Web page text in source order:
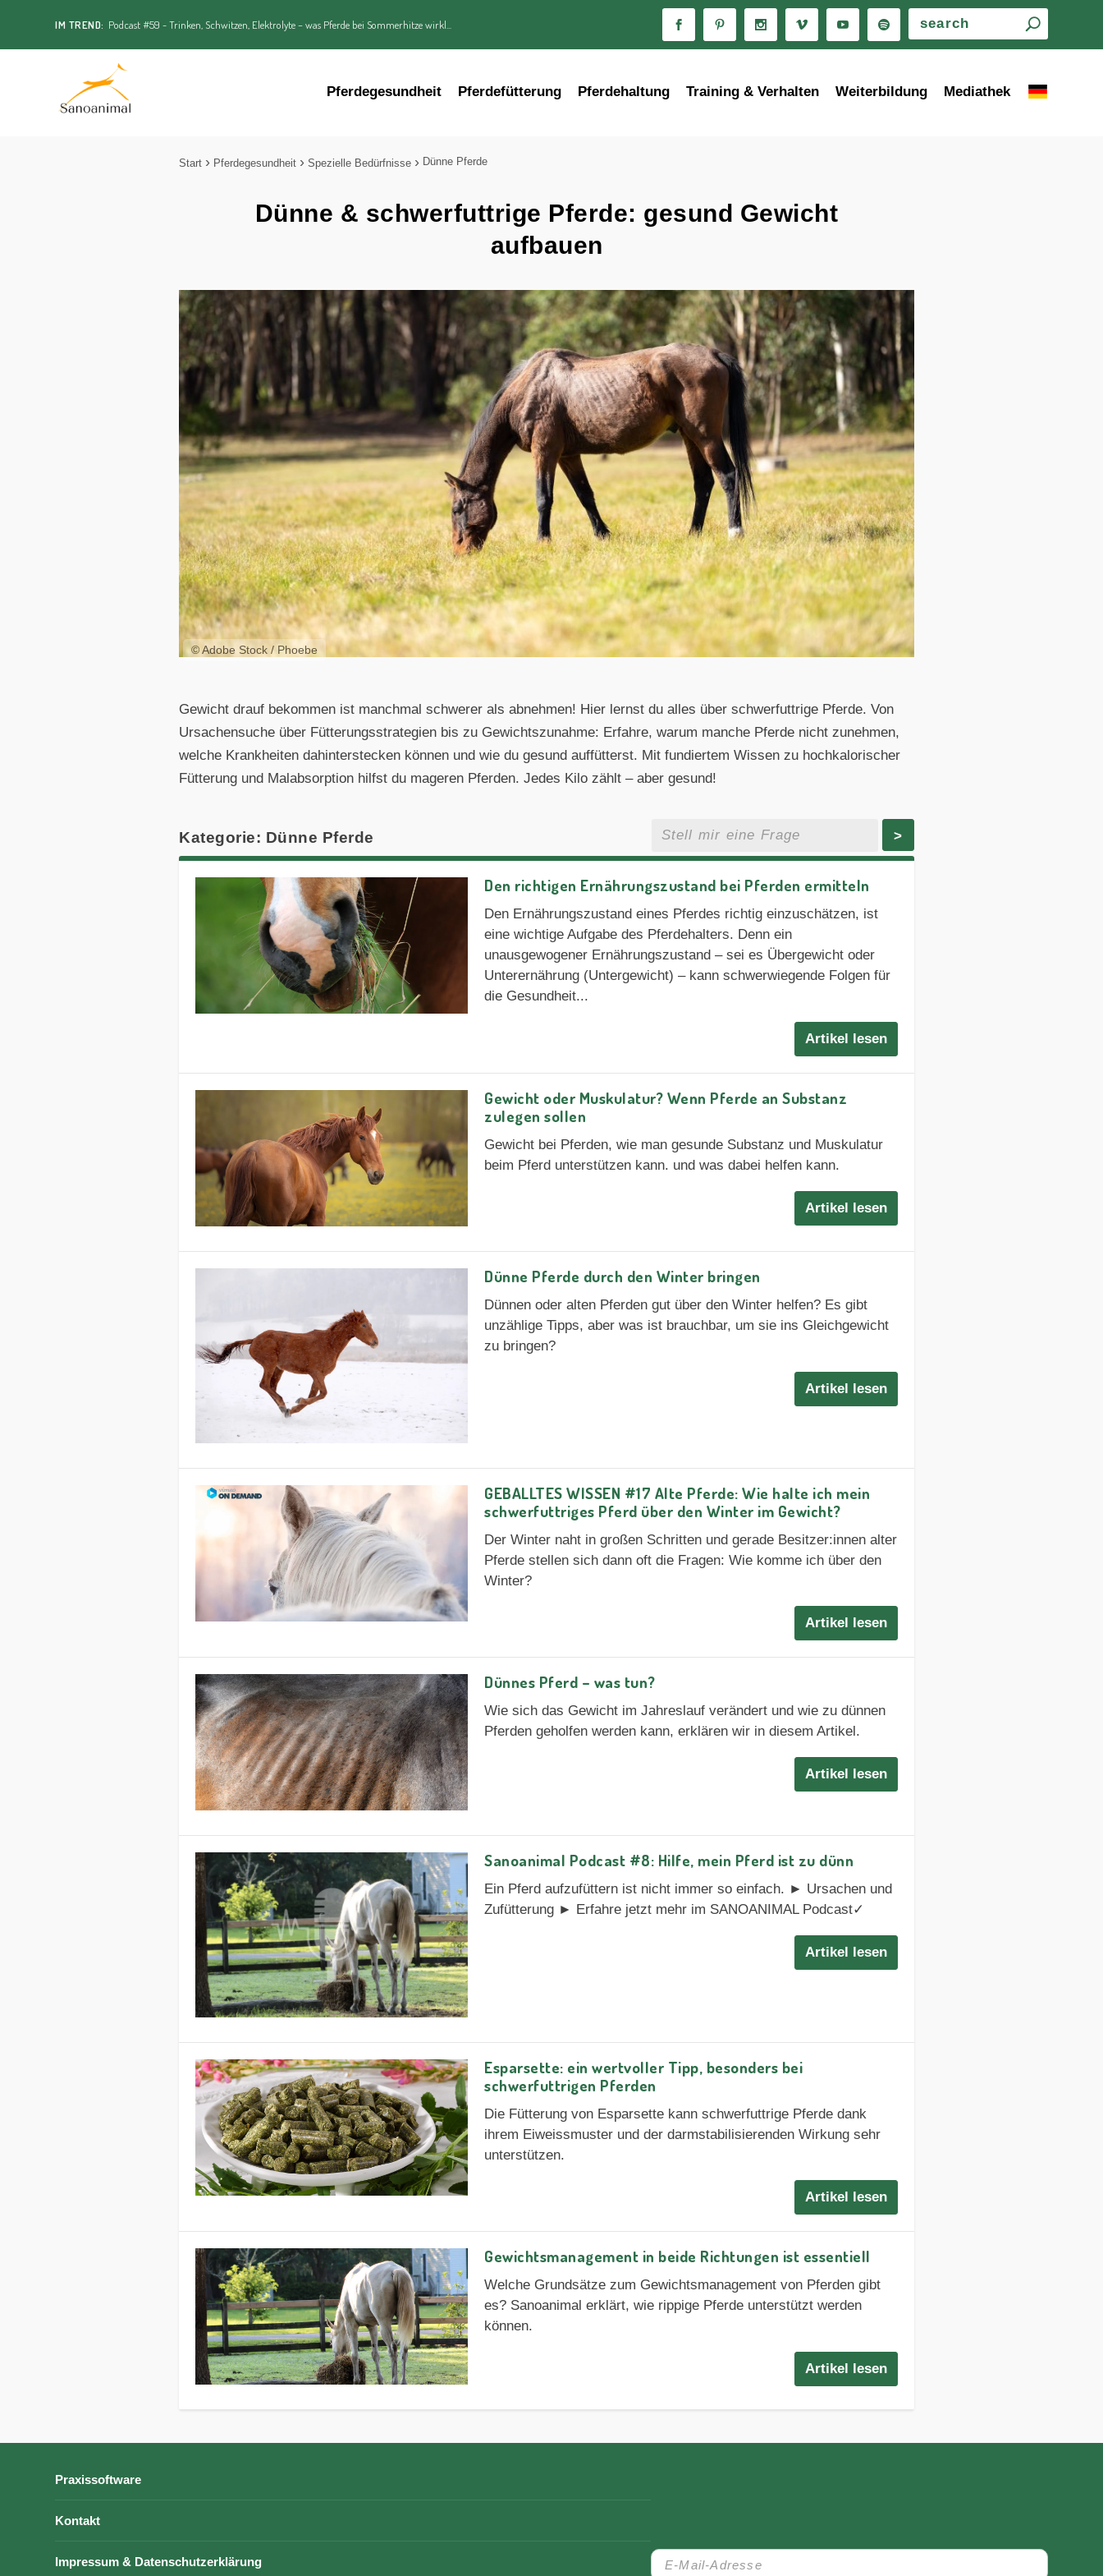
IM TREND: Podcast #59 - Trinken, Schwitzen, Elektrolyte – was Pferde bei Sommerhitze wirkl...
Pferdegesundheit Pferdefütterung Pferdehaltung Training & Verhalten Weiterbildung Mediathek
Start Pferdegesundheit Spezielle Bedürfnisse Dünne Pferde
Dünne & schwerfuttrige Pferde: gesund Gewicht
aufbauen
© Adobe Stock / Phoebe
Gewicht drauf bekommen ist manchmal schwerer als abnehmen! Hier lernst du alles über schwerfuttrige Pferde. Von
Ursachensuche über Fütterungsstrategien bis zu Gewichtszunahme: Erfahre, warum manche Pferde nicht zunehmen,
welche Krankheiten dahinterstecken können und wie du gesund auffütterst. Mit fundiertem Wissen zu hochkalorischer
Fütterung und Malabsorption hilfst du mageren Pferden. Jedes Kilo zählt – aber gesund!
Kategorie: Dünne Pferde >
Den richtigen Ernährungszustand bei Pferden ermitteln
Den Ernährungszustand eines Pferdes richtig einzuschätzen, ist
eine wichtige Aufgabe des Pferdehalters. Denn ein
unausgewogener Ernährungszustand – sei es Übergewicht oder
Unterernährung (Untergewicht) – kann schwerwiegende Folgen für
die Gesundheit...
Artikel lesen
Gewicht oder Muskulatur? Wenn Pferde an Substanz
zulegen sollen
Gewicht bei Pferden, wie man gesunde Substanz und Muskulatur
beim Pferd unterstützen kann. und was dabei helfen kann.
Artikel lesen
Dünne Pferde durch den Winter bringen
Dünnen oder alten Pferden gut über den Winter helfen? Es gibt
unzählige Tipps, aber was ist brauchbar, um sie ins Gleichgewicht
zu bringen?
Artikel lesen
GEBALLTES WISSEN #17 Alte Pferde: Wie halte ich mein
schwerfuttriges Pferd über den Winter im Gewicht?
Der Winter naht in großen Schritten und gerade Besitzer:innen alter
Pferde stellen sich dann oft die Fragen: Wie komme ich über den
Winter?
Artikel lesen
Dünnes Pferd – was tun?
Wie sich das Gewicht im Jahreslauf verändert und wie zu dünnen
Pferden geholfen werden kann, erklären wir in diesem Artikel.
Artikel lesen
Sanoanimal Podcast #8: Hilfe, mein Pferd ist zu dünn
Ein Pferd aufzufüttern ist nicht immer so einfach. ► Ursachen und
Zufütterung ► Erfahre jetzt mehr im SANOANIMAL Podcast✓
Artikel lesen
Esparsette: ein wertvoller Tipp, besonders bei
schwerfuttrigen Pferden
Die Fütterung von Esparsette kann schwerfuttrige Pferde dank
ihrem Eiweissmuster und der darmstabilisierenden Wirkung sehr
unterstützen.
Artikel lesen
Gewichtsmanagement in beide Richtungen ist essentiell
Welche Grundsätze zum Gewichtsmanagement von Pferden gibt
es? Sanoanimal erklärt, wie rippige Pferde unterstützt werden
können.
Artikel lesen
Praxissoftware
Kontakt
Impressum & Datenschutzerklärung